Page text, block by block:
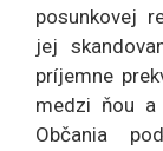
posunkovej
jej
príjemne
medzi ňou a
Občania